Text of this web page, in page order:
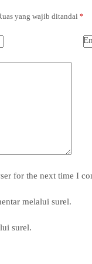
yang wajib ditandai *
for the next time I
melalui surel.
surel.